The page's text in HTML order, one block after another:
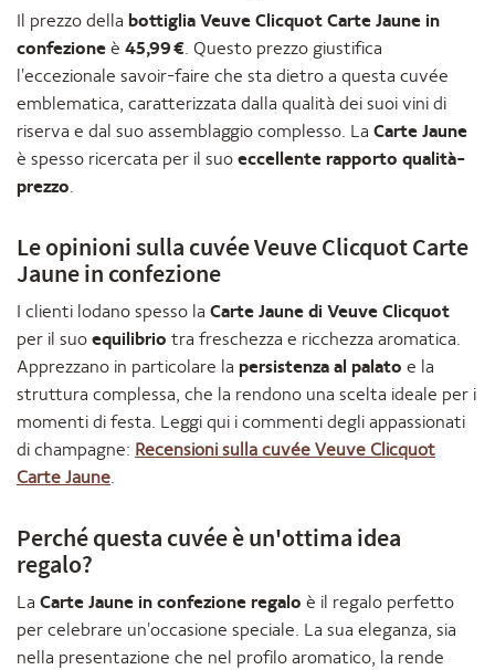
Il prezzo della bottiglia Veuve Clicquot Carte Jaune in
confezione è 45,99 €. Questo prezzo giustifica
l'eccezionale savoir-faire che sta dietro a questa cuvée
emblematica, caratterizzata dalla qualità dei suoi vini di
riserva e dal suo assemblaggio complesso. La Carte Jaune
è spesso ricercata per il suo eccellente rapporto qualità-
prezzo.
Le opinioni sulla cuvée Veuve Clicquot Carte
Jaune in confezione
I clienti lodano spesso la Carte Jaune di Veuve Clicquot
per il suo equilibrio tra freschezza e ricchezza aromatica.
Apprezzano in particolare la persistenza al palato e la
struttura complessa, che la rendono una scelta ideale per i
momenti di festa. Leggi qui i commenti degli appassionati
di champagne: Recensioni sulla cuvée Veuve Clicquot
Carte Jaune.
Perché questa cuvée è un'ottima idea
regalo?
La Carte Jaune in confezione regalo è il regalo perfetto
per celebrare un'occasione speciale. La sua eleganza, sia
nella presentazione che nel profilo aromatico, la rende